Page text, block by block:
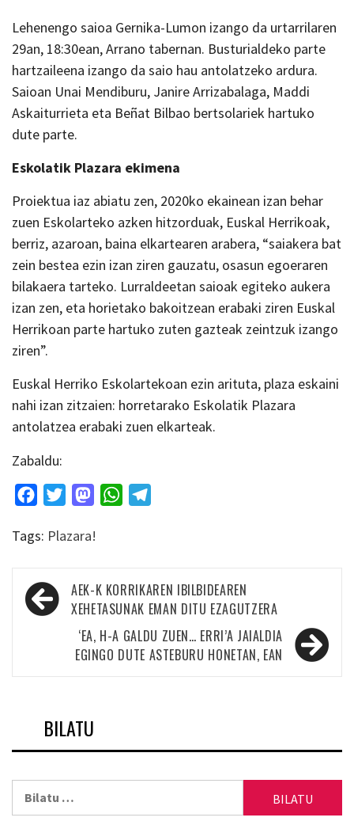
Lehenengo saioa Gernika-Lumon izango da urtarrilaren
29an, 18:30ean, Arrano tabernan. Busturialdeko parte
hartzaileena izango da saio hau antolatzeko ardura.
Saioan Unai Mendiburu, Janire Arrizabalaga, Maddi
Askaiturrieta eta Beñat Bilbao bertsolariek hartuko
dute parte.
Eskolatik Plazara ekimena
Proiektua iaz abiatu zen, 2020ko ekainean izan behar
zuen Eskolarteko azken hitzorduak, Euskal Herrikoak,
berriz, azaroan, baina elkartearen arabera, “saiakera bat
zein bestea ezin izan ziren gauzatu, osasun egoeraren
bilakaera tarteko. Lurraldeetan saioak egiteko aukera
izan zen, eta horietako bakoitzean erabaki ziren Euskal
Herrikoan parte hartuko zuten gazteak zeintzuk izango
ziren”.
Euskal Herriko Eskolartekoan ezin arituta, plaza eskaini
nahi izan zitzaien: horretarako Eskolatik Plazara
antolatzea erabaki zuen elkarteak.
Zabaldu:
FacebookTwitterMastodonWhatsApp
Tags: Plazara!
Bidalketetan
zehar
nabigatu
AEK-K KORRIKAREN IBILBIDEAREN
XEHETASUNAK EMAN DITU EZAGUTZERA
‘EA, H-A GALDU ZUEN… ERRI’A JAIALDIA
EGINGO DUTE ASTEBURU HONETAN, EAN
BILATU